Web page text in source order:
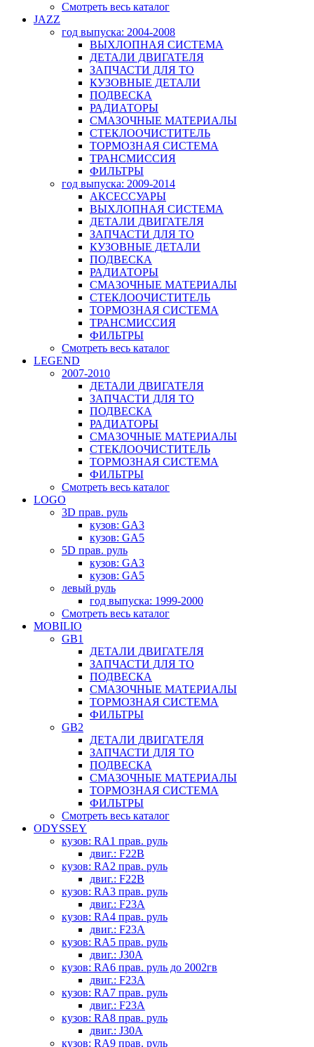
Смотреть весь каталог
JAZZ
год выпуска: 2004-2008
ВЫХЛОПНАЯ СИСТЕМА
ДЕТАЛИ ДВИГАТЕЛЯ
ЗАПЧАСТИ ДЛЯ ТО
КУЗОВНЫЕ ДЕТАЛИ
ПОДВЕСКА
РАДИАТОРЫ
СМАЗОЧНЫЕ МАТЕРИАЛЫ
СТЕКЛООЧИСТИТЕЛЬ
ТОРМОЗНАЯ СИСТЕМА
ТРАНСМИССИЯ
ФИЛЬТРЫ
год выпуска: 2009-2014
АКСЕССУАРЫ
ВЫХЛОПНАЯ СИСТЕМА
ДЕТАЛИ ДВИГАТЕЛЯ
ЗАПЧАСТИ ДЛЯ ТО
КУЗОВНЫЕ ДЕТАЛИ
ПОДВЕСКА
РАДИАТОРЫ
СМАЗОЧНЫЕ МАТЕРИАЛЫ
СТЕКЛООЧИСТИТЕЛЬ
ТОРМОЗНАЯ СИСТЕМА
ТРАНСМИССИЯ
ФИЛЬТРЫ
Смотреть весь каталог
LEGEND
2007-2010
ДЕТАЛИ ДВИГАТЕЛЯ
ЗАПЧАСТИ ДЛЯ ТО
ПОДВЕСКА
РАДИАТОРЫ
СМАЗОЧНЫЕ МАТЕРИАЛЫ
СТЕКЛООЧИСТИТЕЛЬ
ТОРМОЗНАЯ СИСТЕМА
ФИЛЬТРЫ
Смотреть весь каталог
LOGO
3D прав. руль
кузов: GA3
кузов: GA5
5D прав. руль
кузов: GA3
кузов: GA5
левый руль
год выпуска: 1999-2000
Смотреть весь каталог
MOBILIO
GB1
ДЕТАЛИ ДВИГАТЕЛЯ
ЗАПЧАСТИ ДЛЯ ТО
ПОДВЕСКА
СМАЗОЧНЫЕ МАТЕРИАЛЫ
ТОРМОЗНАЯ СИСТЕМА
ФИЛЬТРЫ
GB2
ДЕТАЛИ ДВИГАТЕЛЯ
ЗАПЧАСТИ ДЛЯ ТО
ПОДВЕСКА
СМАЗОЧНЫЕ МАТЕРИАЛЫ
ТОРМОЗНАЯ СИСТЕМА
ФИЛЬТРЫ
Смотреть весь каталог
ODYSSEY
кузов: RA1 прав. руль
двиг.: F22B
кузов: RA2 прав. руль
двиг.: F22B
кузов: RA3 прав. руль
двиг.: F23A
кузов: RA4 прав. руль
двиг.: F23A
кузов: RA5 прав. руль
двиг.: J30A
кузов: RA6 прав. руль до 2002гв
двиг.: F23A
кузов: RA7 прав. руль
двиг.: F23A
кузов: RA8 прав. руль
двиг.: J30A
кузов: RA9 прав. руль